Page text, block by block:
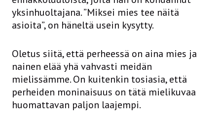
yksinhuoltajana. ”Miksei mies tee näitä
asioita”, on häneltä usein kysytty.
Oletus siitä, että perheessä on aina mies ja
nainen elää yhä vahvasti meidän
mielissämme. On kuitenkin tosiasia, että
perheiden moninaisuus on tätä mielikuvaa
huomattavan paljon laajempi.